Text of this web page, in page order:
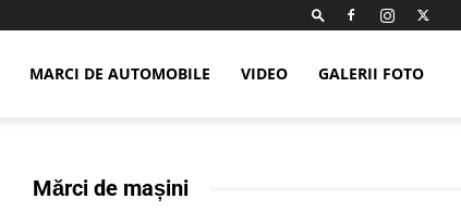
MARCI DE AUTOMOBILE VIDEO GALERII FOTO
Mărci de mașini